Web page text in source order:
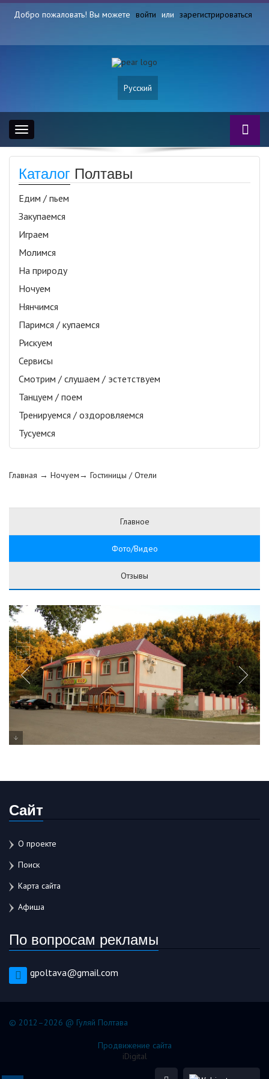
Добро пожаловать! Вы можете войти или зарегистрироваться
Русский
Toggle
navigation
Каталог Полтавы
Едим / пьем
Закупаемся
Играем
Молимся
На природу
Ночуем
Нянчимся
Паримся / купаемся
Рискуем
Сервисы
Смотрим / слушаем / эстетствуем
Танцуем / поем
Тренируемся / оздоровляемся
Тусуемся
Главная → Ночуем→ Гостиницы / Отели
Главное
Фото/Видео
Отзывы
Сайт
О проекте
Поиск
Карта сайта
Афиша
По вопросам рекламы
gpoltava@gmail.com
© 2012–2026 @ Гуляй Полтава
Продвижение сайта
iDigital